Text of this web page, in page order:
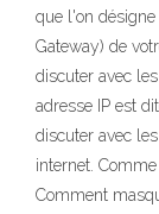
que l'on
Gateway) de
discuter avec
adresse IP est
discuter avec
internet.
Comment